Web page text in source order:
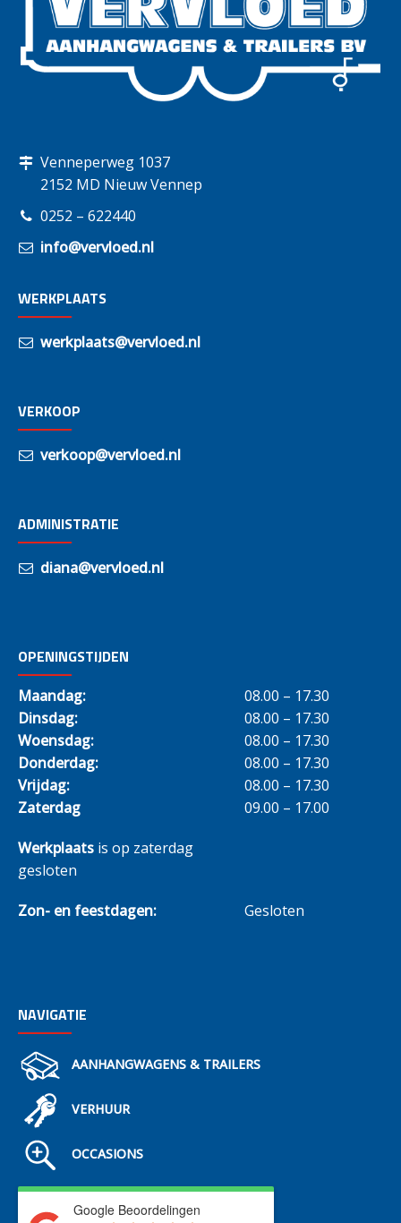
Venneperweg 1037
2152 MD Nieuw Vennep
0252 – 622440
info@vervloed.nl
WERKPLAATS
werkplaats@vervloed.nl
VERKOOP
verkoop@vervloed.nl
ADMINISTRATIE
diana@vervloed.nl
OPENINGSTIJDEN
Maandag:
08.00 – 17.30
Dinsdag:
08.00 – 17.30
Woensdag:
08.00 – 17.30
Donderdag:
08.00 – 17.30
Vrijdag:
08.00 – 17.30
Zaterdag
09.00 – 17.00
Werkplaats is op zaterdag
gesloten
Zon- en feestdagen: Gesloten
NAVIGATIE
AANHANGWAGENS & TRAILERS
VERHUUR
OCCASIONS
Google Beoordelingen